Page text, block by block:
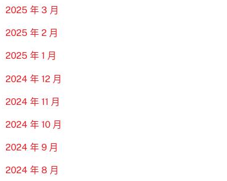
2025 年 3 月
2025 年 2 月
2025 年 1 月
2024 年 12 月
2024 年 11 月
2024 年 10 月
2024 年 9 月
2024 年 8 月